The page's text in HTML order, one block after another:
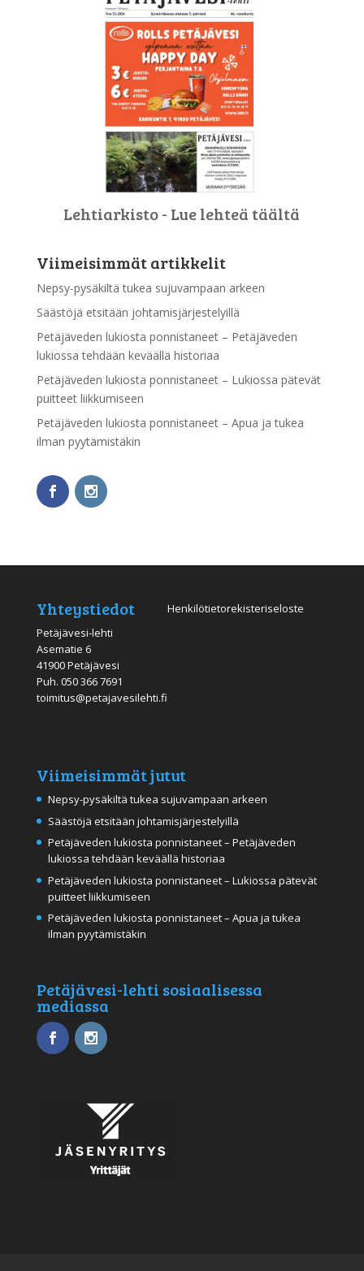
Lehtiarkisto - Lue lehteä täältä
Viimeisimmät artikkelit
Nepsy-pysäkiltä tukea sujuvampaan arkeen
Säästöjä etsitään johtamisjärjestelyillä
Petäjäveden lukiosta ponnistaneet – Petäjäveden
lukiossa tehdään keväällä historiaa
Petäjäveden lukiosta ponnistaneet – Lukiossa pätevät
puitteet liikkumiseen
Petäjäveden lukiosta ponnistaneet – Apua ja tukea
ilman pyytämistäkin
Yhteystiedot
Petäjävesi-lehti
Asematie 6
41900 Petäjävesi
Puh. 050 366 7691
toimitus@petajavesilehti.fi
Henkilötietorekisteriseloste
Viimeisimmät jutut
Nepsy-pysäkiltä tukea sujuvampaan arkeen
Säästöjä etsitään johtamisjärjestelyillä
Petäjäveden lukiosta ponnistaneet – Petäjäveden
lukiossa tehdään keväällä historiaa
Petäjäveden lukiosta ponnistaneet – Lukiossa pätevät
puitteet liikkumiseen
Petäjäveden lukiosta ponnistaneet – Apua ja tukea
ilman pyytämistäkin
Petäjävesi-lehti sosiaalisessa
mediassa